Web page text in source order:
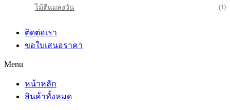
ไม้ตีแมลงวัน (1)
ติดต่อเรา
ขอใบเสนอราคา
Menu
หน้าหลัก
สินค้าทั้งหมด